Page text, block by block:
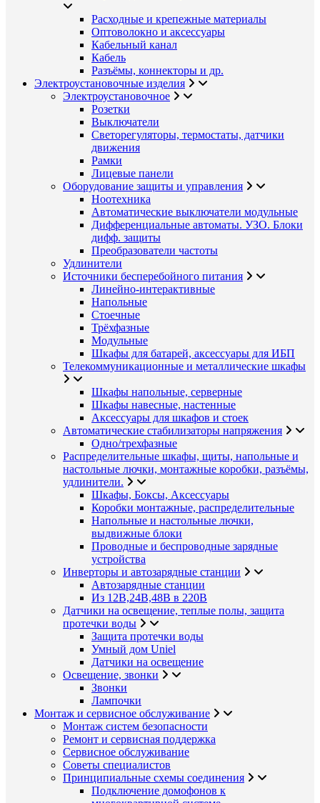
Расходные и крепежные материалы
Оптоволокно и аксессуары
Кабельный канал
Кабель
Разъёмы, коннекторы и др.
Электроустановочные изделия
Электроустановочное
Розетки
Выключатели
Светорегуляторы, термостаты, датчики
движения
Рамки
Лицевые панели
Оборудование защиты и управления
Ноотехника
Автоматические выключатели модульные
Дифференциальные автоматы. УЗО. Блоки
дифф. защиты
Преобразователи частоты
Удлинители
Источники бесперебойного питания
Линейно-интерактивные
Напольные
Стоечные
Трёхфазные
Модульные
Шкафы для батарей, аксессуары для ИБП
Телекоммуникационные и металлические шкафы
Шкафы напольные, серверные
Шкафы навесные, настенные
Аксессуары для шкафов и стоек
Автоматические стабилизаторы напряжения
Одно/трехфазные
Распределительные шкафы, щиты, напольные и
настольные лючки, монтажные коробки, разъёмы,
удлинители.
Шкафы, Боксы, Аксессуары
Коробки монтажные, распределительные
Напольные и настольные лючки,
выдвижные блоки
Проводные и беспроводные зарядные
устройства
Инверторы и автозарядные станции
Автозарядные станции
Из 12В,24В,48В в 220В
Датчики на освещение, теплые полы, защита
протечки воды
Защита протечки воды
Умный дом Uniel
Датчики на освещение
Освещение, звонки
Звонки
Лампочки
Монтаж и сервисное обслуживание
Монтаж систем безопасности
Ремонт и сервисная поддержка
Сервисное обслуживание
Советы специалистов
Принципиальные схемы соединения
Подключение домофонов к